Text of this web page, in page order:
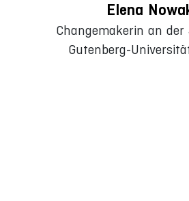
Elena
Changemakerin an der
Gutenberg-